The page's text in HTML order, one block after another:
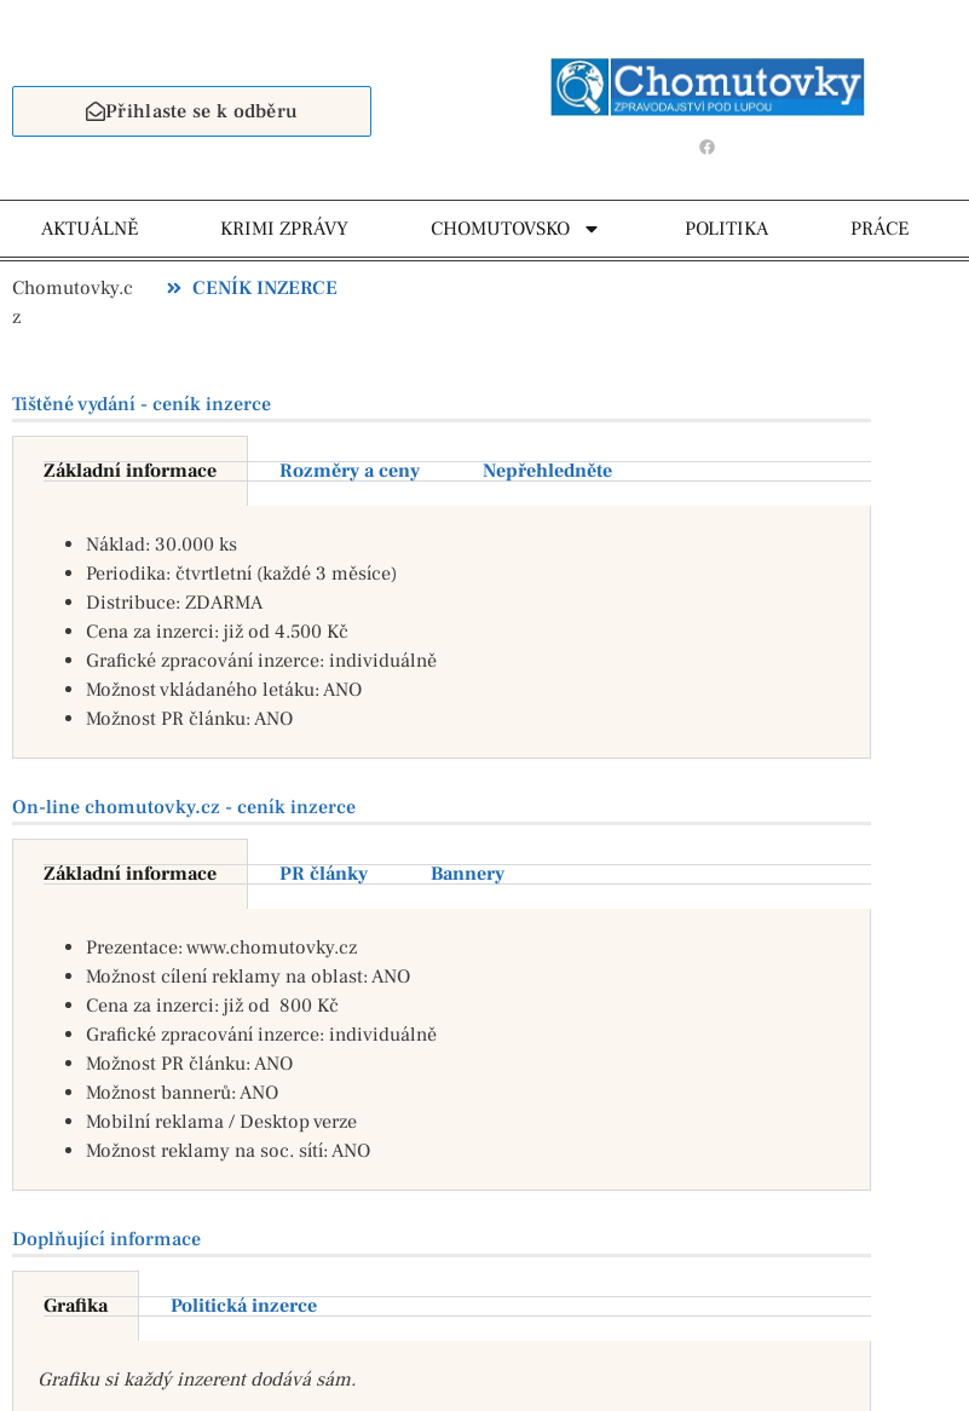
Přihlaste se k odběru
AKTUÁLNĚ KRIMI ZPRÁVY CHOMUTOVSKO POLITIKA PRÁCE
Chomutovky.c
z
CENÍK INZERCE
Tištěné vydání - ceník inzerce
Základní informace Rozměry a ceny Nepřehledněte
Náklad: 30.000 ks
Periodika: čtvrtletní (každé 3 měsíce)
Distribuce: ZDARMA
Cena za inzerci: již od 4.500 Kč
Grafické zpracování inzerce: individuálně
Možnost vkládaného letáku: ANO
Možnost PR článku: ANO
On-line chomutovky.cz - ceník inzerce
Základní informace PR články Bannery
Prezentace: www.chomutovky.cz
Možnost cílení reklamy na oblast: ANO
Cena za inzerci: již od 800 Kč
Grafické zpracování inzerce: individuálně
Možnost PR článku: ANO
Možnost bannerů: ANO
Mobilní reklama / Desktop verze
Možnost reklamy na soc. sítí: ANO
Doplňující informace
Grafika Politická inzerce
Grafiku si každý inzerent dodává sám.